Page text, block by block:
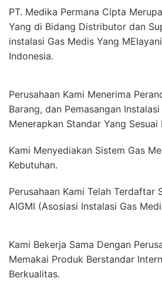
PT. Medika Permana Cipta
Yang di Bidang Distributor dan
instalasi Gas Medis Yang
Indonesia.
Perusahaan Kami Menerima
Barang, dan Pemasangan
Menerapkan Standar Yang Sesuai
Kami Menyediakan Sistem Gas
Kebutuhan.
Perusahaan Kami Telah Terdaftar
AIGMI (Asosiasi Instalasi Gas
Kami Bekerja Sama Dengan
Memakai Produk Berstandar
Berkualitas.